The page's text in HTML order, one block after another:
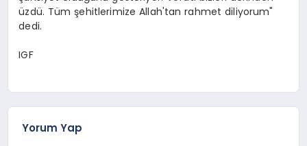
üzdü. Tüm şehitlerimize Allah'tan rahmet diliyorum"
dedi.
IGF
Yorum Yap